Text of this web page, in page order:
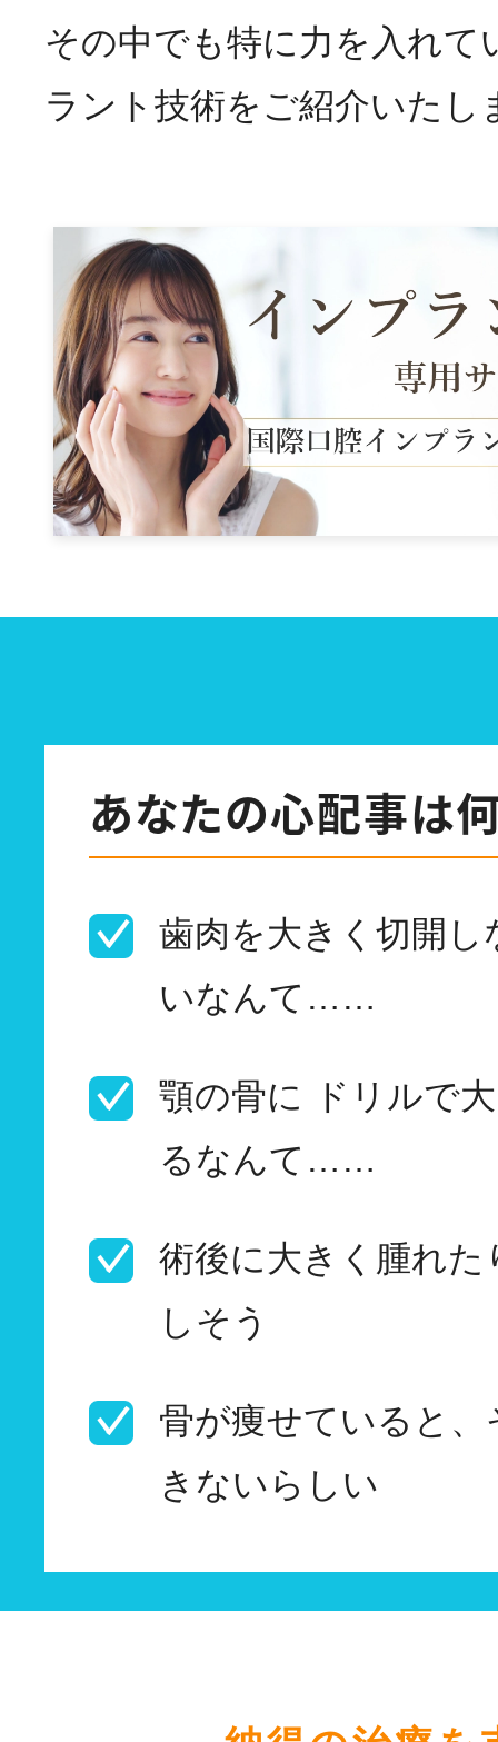
その中でも特に力を入れて
ラント技術をご紹介いたし
あなたの心配事は
歯肉を大きく切開
いなんて……
顎の骨に ドリルで
るなんて……
術後に大きく腫れた
しそう
骨が痩せていると
きないらしい